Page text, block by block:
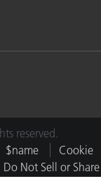
reserved.
$name
Cookie
Do Not Sell or Share